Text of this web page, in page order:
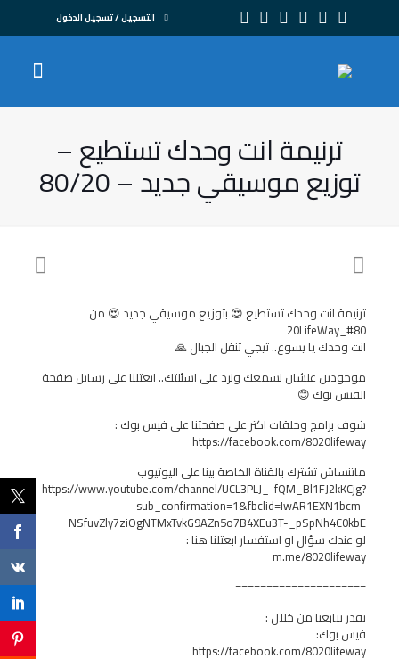
التسجيل / تسجيل الدخول
ترنيمة انت وحدك تستطيع –
توزيع موسيقي جديد – 80/20
ترنيمة انت وحدك تستطيع 😍 بتوزيع موسيقي جديد 😍 من
#80_20LifeWay
انت وحدك يا يسوع.. تيجي تنقل الجبال 🙏
موجودين علشان نسمعك ونرد على اسئلتك.. ابعتلنا على رسايل صفحة
الفيس بوك 😊
شوف برامج وحلقات اكتر على صفحتنا على فيس بوك :
https://facebook.com/8020lifeway
ماتنساش تشترك بالقناة الخاصة بينا على اليوتيوب
https://www.youtube.com/channel/UCL3PLJ_-fQM_Bl1FJ2kKCjg?
sub_confirmation=1&fbclid=IwAR1EXN1bcm-
NSfuvZly7ziOgNTMxTvkG9AZn5o7B4XEu3T-_pSpNh4C0kbE
لو عندك سؤال او استفسار ابعتلنا هنا :
m.me/8020lifeway
=====================
تقدر تتابعنا من خلال :
فيس بوك:
https://facebook.com/8020lifeway